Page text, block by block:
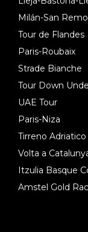
Milán-San Remo
Tour de Flandes
Paris-Roubaix
Strade Bianche
Tour Down
UAE Tour
Paris-Niza
Tirreno Adriatico
Volta a
Itzulia Basque
Amstel Gold